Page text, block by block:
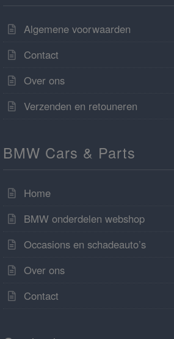
Algemene voorwaarden
Contact
Over ons
Verzenden en retouneren
BMW Cars & Parts
Home
BMW onderdelen webshop
Occasions en schadeauto’s
Over ons
Contact